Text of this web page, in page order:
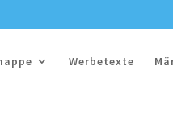
Werbetexte